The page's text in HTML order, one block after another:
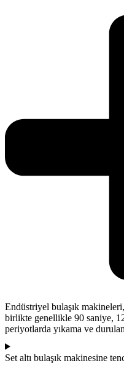
Endüstriyel bulaşık
birlikte genellikle 90 saniye,
periyotlarda yıkama ve
Set altı bulaşık makinesine